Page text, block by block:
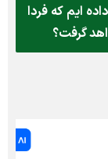
ایم که فردا